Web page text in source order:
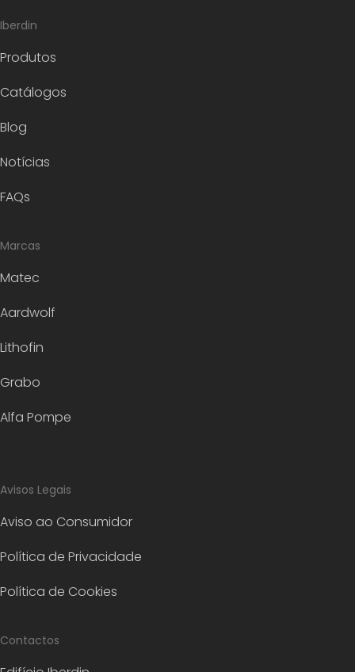
Iberdin
Produtos
Catálogos
Blog
Notícias
FAQs
Marcas
Matec
Aardwolf
Lithofin
Grabo
Alfa Pompe
Avisos Legais
Aviso ao Consumidor
Política de Privacidade
Política de Cookies
Contactos